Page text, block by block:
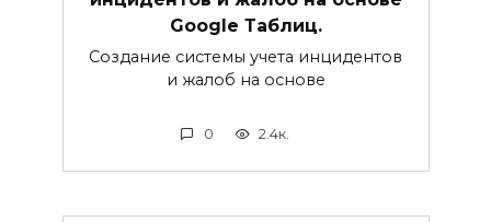
Google Таблиц.
Создание системы учета инцидентов
и жалоб на основе
0 2.4к.